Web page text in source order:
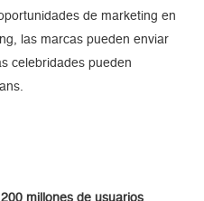
de marketing en
las marcas pueden enviar
celebridades pueden
millones de usuarios